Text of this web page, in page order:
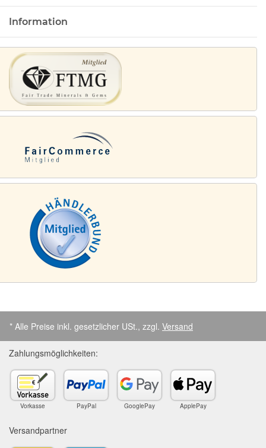
Information
* Alle Preise inkl. gesetzlicher USt., zzgl. Versand
Zahlungsmöglichkeiten:
Vorkasse PayPal GooglePay ApplePay
Versandpartner